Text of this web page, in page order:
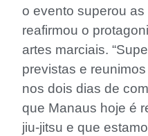
o evento superou
reafirmou o
artes marciais.
previstas e
nos dois dias de
que Manaus hoje é
jiu-jitsu e que